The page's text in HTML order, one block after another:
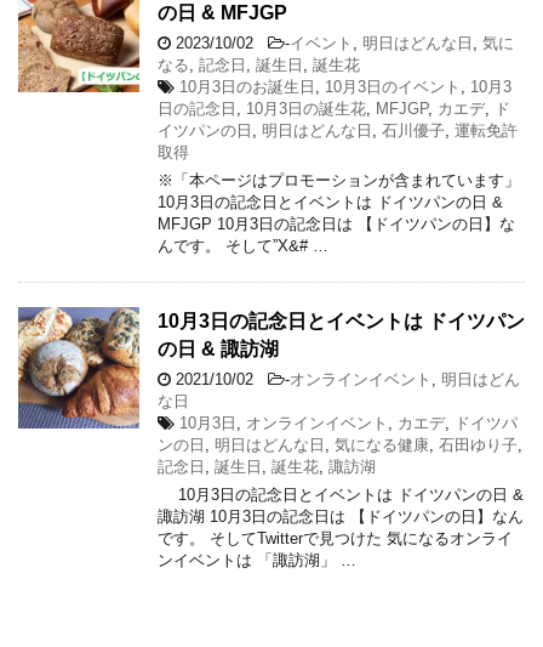
の日 & MFJGP
2023/10/02 -イベント 明日はどんな日
気に
なる 記念日 誕生日
誕生花
10月3日のお誕生日
10月3日のイベント
10月3
日の記念日
10月3日の誕生花 MFJGP, カエデ,
ド
イツパンの日
明日はどんな日 石川優子 運転免許
取得
※「本ページはプロモーションが含まれています」
10月3日の記念日とイベントは ドイツパンの日 &
MFJGP 10月3日の記念日は 【ドイツパンの日】な
んです。 そして”X&# …
10月3日の記念日とイベントは ドイツパン
の日 & 諏訪湖
2021/10/02 -オンラインイベント
明日はどん
な日
10月3日
オンラインイベント カエデ,
ドイツパ
ンの日
明日はどんな日 気になる健康 石田ゆり子
記念日
誕生日 誕生花 諏訪湖
10月3日の記念日とイベントは ドイツパンの日 &
諏訪湖 10月3日の記念日は 【ドイツパンの日】なん
です。 そしてTwitterで見つけた 気になるオンライ
ンイベントは 「諏訪湖」 …